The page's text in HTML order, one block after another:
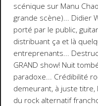
scénique sur Manu
grande scène)... Didier
porté par le public,
distribuant ça et là
entreprenants...
GRAND show! Nuit
paradoxe... Crédibilité
demeurant, à juste
du rock alternatif